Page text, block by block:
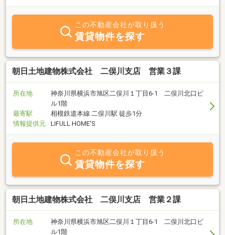
この不動産会社が取り扱う
賃貸物件を探す
朝日土地建物株式会社 二俣川支店 営業３課
所在地
神奈川県横浜市旭区二俣川１丁目6-1 二俣川北口ビ
ル1階
最寄駅
相模鉄道本線 二俣川駅 徒歩1分
情報提供元
LIFULL HOME'S
この不動産会社が取り扱う
賃貸物件を探す
朝日土地建物株式会社 二俣川支店 営業２課
所在地
神奈川県横浜市旭区二俣川１丁目6-1 二俣川北口ビ
ル1階